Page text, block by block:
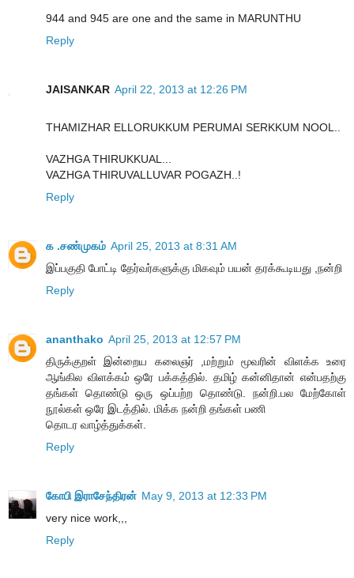
944 and 945 are one and the same in MARUNTHU
Reply
JAISANKAR April 22, 2013 at 12:26 PM
THAMIZHAR ELLORUKKUM PERUMAI SERKKUM NOOL..
VAZHGA THIRUKKUAL...
VAZHGA THIRUVALLUVAR POGAZH..!
Reply
க .சண்முகம் April 25, 2013 at 8:31 AM
இப்பகுதி போட்டி தேர்வர்களுக்கு மிகவும் பயன் தரக்கூடியது ,நன்றி
Reply
ananthako April 25, 2013 at 12:57 PM
திருக்குறள் இன்றைய கலைஞர் ,மற்றும் மூவரின் விளக்க உரை
ஆங்கில விளக்கம் ஒரே பக்கத்தில். தமிழ் கன்னிதான் என்பதற்கு
தங்கள் தொண்டு ஒரு ஒப்பற்ற தொண்டு. நன்றி.பல மேற்கோள்
நூல்கள் ஒரே இடத்தில். மிக்க நன்றி தங்கள் பணி
தொடர வாழ்த்துக்கள்.
Reply
கோபி இராசேந்திரன் May 9, 2013 at 12:33 PM
very nice work,,,
Reply